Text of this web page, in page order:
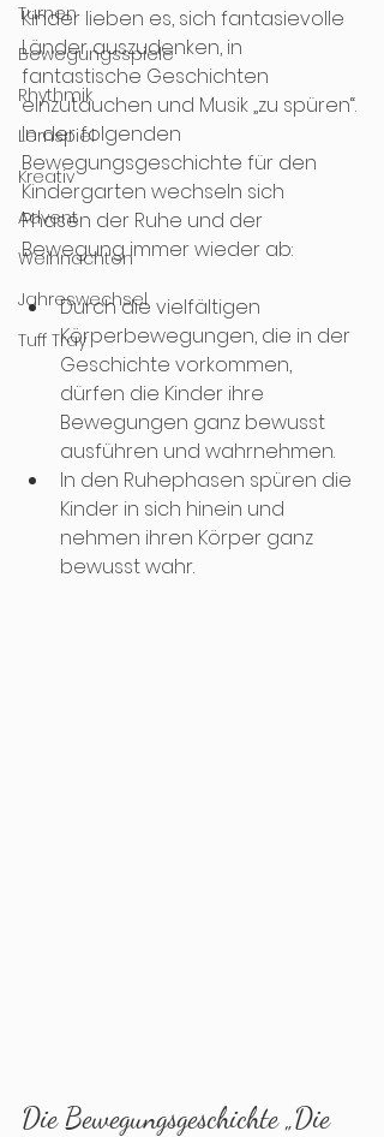
Turnen
Bewegungsspiele
Rhythmik
Lernspiel
Kreativ
Advent
Weihnachten
Jahreswechsel
Tuff Tray
Kinder lieben es, sich fantasievolle
Länder auszudenken, in
fantastische Geschichten
einzutauchen und Musik „zu spüren“.
In der folgenden
Bewegungsgeschichte für den
Kindergarten wechseln sich
Phasen der Ruhe und der
Bewegung immer wieder ab:
Durch die vielfältigen
Körperbewegungen, die in der
Geschichte vorkommen,
dürfen die Kinder ihre
Bewegungen ganz bewusst
ausführen und wahrnehmen.
In den Ruhephasen spüren die
Kinder in sich hinein und
nehmen ihren Körper ganz
bewusst wahr.
Die Bewegungsgeschichte „Die